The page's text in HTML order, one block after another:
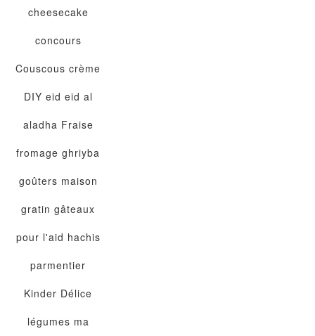
cheesecake
concours
Couscous crème
DIY eid eid al
aladha Fraise
fromage ghriyba
goûters maison
gratin gâteaux
pour l'aid hachis
parmentier
Kinder Délice
légumes ma